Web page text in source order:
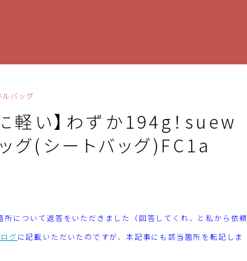
バッグ
軽い】わずか194g！suew
グ(シートバッグ)FC1a
について返答をいただきました（回答してくれ、と私から依頼
グに記載いただいたのですが、本記事にも該当箇所を転記しま